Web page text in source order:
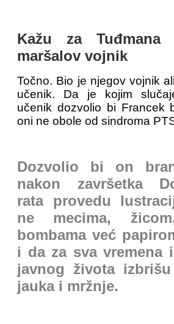
Kažu za
maršalov vojnik
Točno. Bio je njegov vojnik
učenik. Da je kojim
učenik dozvolio bi Francek
oni ne obole od sindroma
Dozvolio bi on
nakon završetka
rata provedu
ne mecima,
bombama već
i da za sva vremena
javnog života
jauka i mržnje.